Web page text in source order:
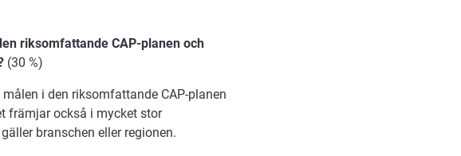
riksomfattande CAP-planen och
(30 %)
målen i den riksomfattande CAP-planen
främjar också i mycket stor
branschen eller regionen.